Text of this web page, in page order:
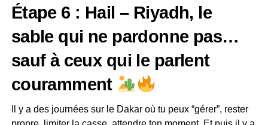
Étape 6 : Hail – Riyadh, le
sable qui ne pardonne pas…
sauf à ceux qui le parlent
couramment
Il y a des journées sur le Dakar où tu peux “gérer”, rester